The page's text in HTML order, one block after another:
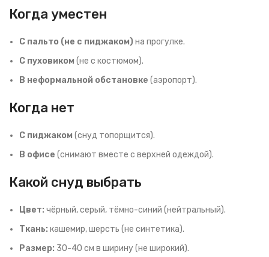
Когда уместен
С пальто (не с пиджаком) на прогулке.
С пуховиком (не с костюмом).
В неформальной обстановке (аэропорт).
Когда нет
С пиджаком (снуд топорщится).
В офисе (снимают вместе с верхней одеждой).
Какой снуд выбрать
Цвет: чёрный, серый, тёмно-синий (нейтральный).
Ткань: кашемир, шерсть (не синтетика).
Размер: 30-40 см в ширину (не широкий).